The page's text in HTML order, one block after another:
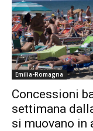
Emilia-Romagna
Concessioni
settimana
si muovano in